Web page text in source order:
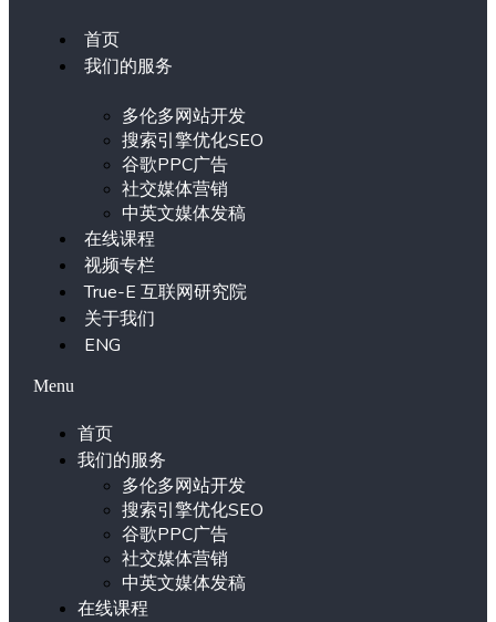
首页
我们的服务
多伦多网站开发
搜索引擎优化SEO
谷歌PPC广告
社交媒体营销
中英文媒体发稿
在线课程
视频专栏
True-E 互联网研究院
关于我们
ENG
Menu
首页
我们的服务
多伦多网站开发
搜索引擎优化SEO
谷歌PPC广告
社交媒体营销
中英文媒体发稿
在线课程